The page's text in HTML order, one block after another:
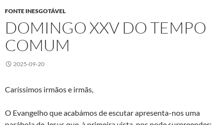
FONTE INESGOTÁVEL
DOMINGO XXV DO TEMPO
COMUM
2025-09-20
Caríssimos irmãos e irmãs,
O Evangelho que acabámos de escutar apresenta-nos uma